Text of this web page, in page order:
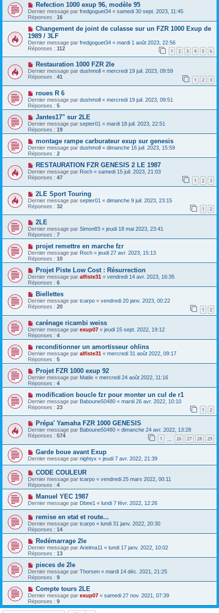
Refection 1000 exup 96, modèle 95
Dernier message par fredgoguet34 « samedi 30 sept. 2023, 11:45
Réponses : 16
Changement de joint de culasse sur un FZR 1000 Exup de
1989 / 3LF
Dernier message par fredgoguet34 « mardi 1 août 2023, 22:56
Réponses : 112 1 2 3 4 5 6
Restauration 1000 FZR 2le
Dernier message par dushmoll « mercredi 19 juil. 2023, 09:59
Réponses : 41 1 2 3
roues R 6
Dernier message par dushmoll « mercredi 19 juil. 2023, 09:51
Réponses : 5
Jantes17" sur 2LE
Dernier message par septer01 « mardi 18 juil. 2023, 22:51
Réponses : 19
montage rampe carburateur exup sur genesis
Dernier message par dushmoll « dimanche 16 juil. 2023, 15:59
Réponses : 2
RESTAURATION FZR GENESIS 2 LE 1987
Dernier message par Roch « samedi 15 juil. 2023, 21:03
Réponses : 47 1 2 3
2LE Sport Touring
Dernier message par septer01 « dimanche 9 juil. 2023, 23:15
Réponses : 32 1 2
2LE
Dernier message par Simon83 « jeudi 18 mai 2023, 23:41
Réponses : 7
projet remettre en marche fzr
Dernier message par Roch « jeudi 27 avr. 2023, 15:13
Réponses : 10
Projet Piste Low Cost : Résurrection
Dernier message par alfiste31 « vendredi 14 avr. 2023, 16:35
Réponses : 6
Biellettes
Dernier message par tcarpo « vendredi 20 janv. 2023, 00:22
Réponses : 20 1 2
carénage ricambi weiss
Dernier message par exup07 « jeudi 15 sept. 2022, 19:12
Réponses : 4
reconditionner un amortisseur ohlins
Dernier message par alfiste31 « mercredi 31 août 2022, 09:17
Réponses : 5
Projet FZR 1000 exup 92
Dernier message par Matiix « mercredi 24 août 2022, 11:16
Réponses : 4
modification boucle fzr pour monter un cul de r1
Dernier message par Baboune50480 « mardi 26 avr. 2022, 10:10
Réponses : 23 1 2
Prépa' Yamaha FZR 1000 GENESIS
Dernier message par Baboune50480 « dimanche 24 avr. 2022, 13:28
Réponses : 574 1 26 27 28 29
Garde boue avant Exup
Dernier message par nightyx « jeudi 7 avr. 2022, 21:39
CODE COULEUR
Dernier message par tcarpo « vendredi 25 mars 2022, 00:11
Réponses : 4
Manuel YEC 1987
Dernier message par Dbee1 « lundi 7 févr. 2022, 12:26
remise en etat et route...
Dernier message par tcarpo « lundi 31 janv. 2022, 20:30
Réponses : 14
Redémarrage 2le
Dernier message par Arielma11 « lundi 17 janv. 2022, 10:02
Réponses : 13
pieces de 2le
Dernier message par Thorsen « mardi 14 déc. 2021, 21:25
Réponses : 9
Compte tours 2LE
Dernier message par exup07 « samedi 27 nov. 2021, 07:39
Réponses : 9